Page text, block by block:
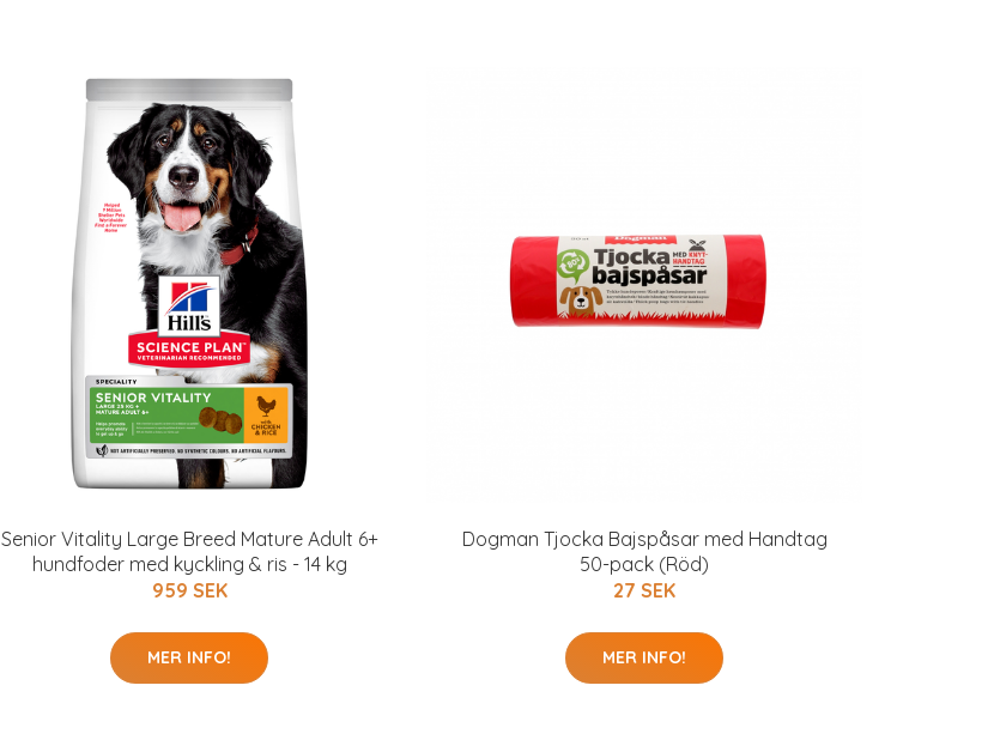
Senior Vitality Large Breed Mature Adult 6+
hundfoder med kyckling & ris - 14 kg
959 SEK
MER INFO!
Dogman Tjocka Bajspåsar med Handtag
50-pack (Röd)
27 SEK
MER INFO!